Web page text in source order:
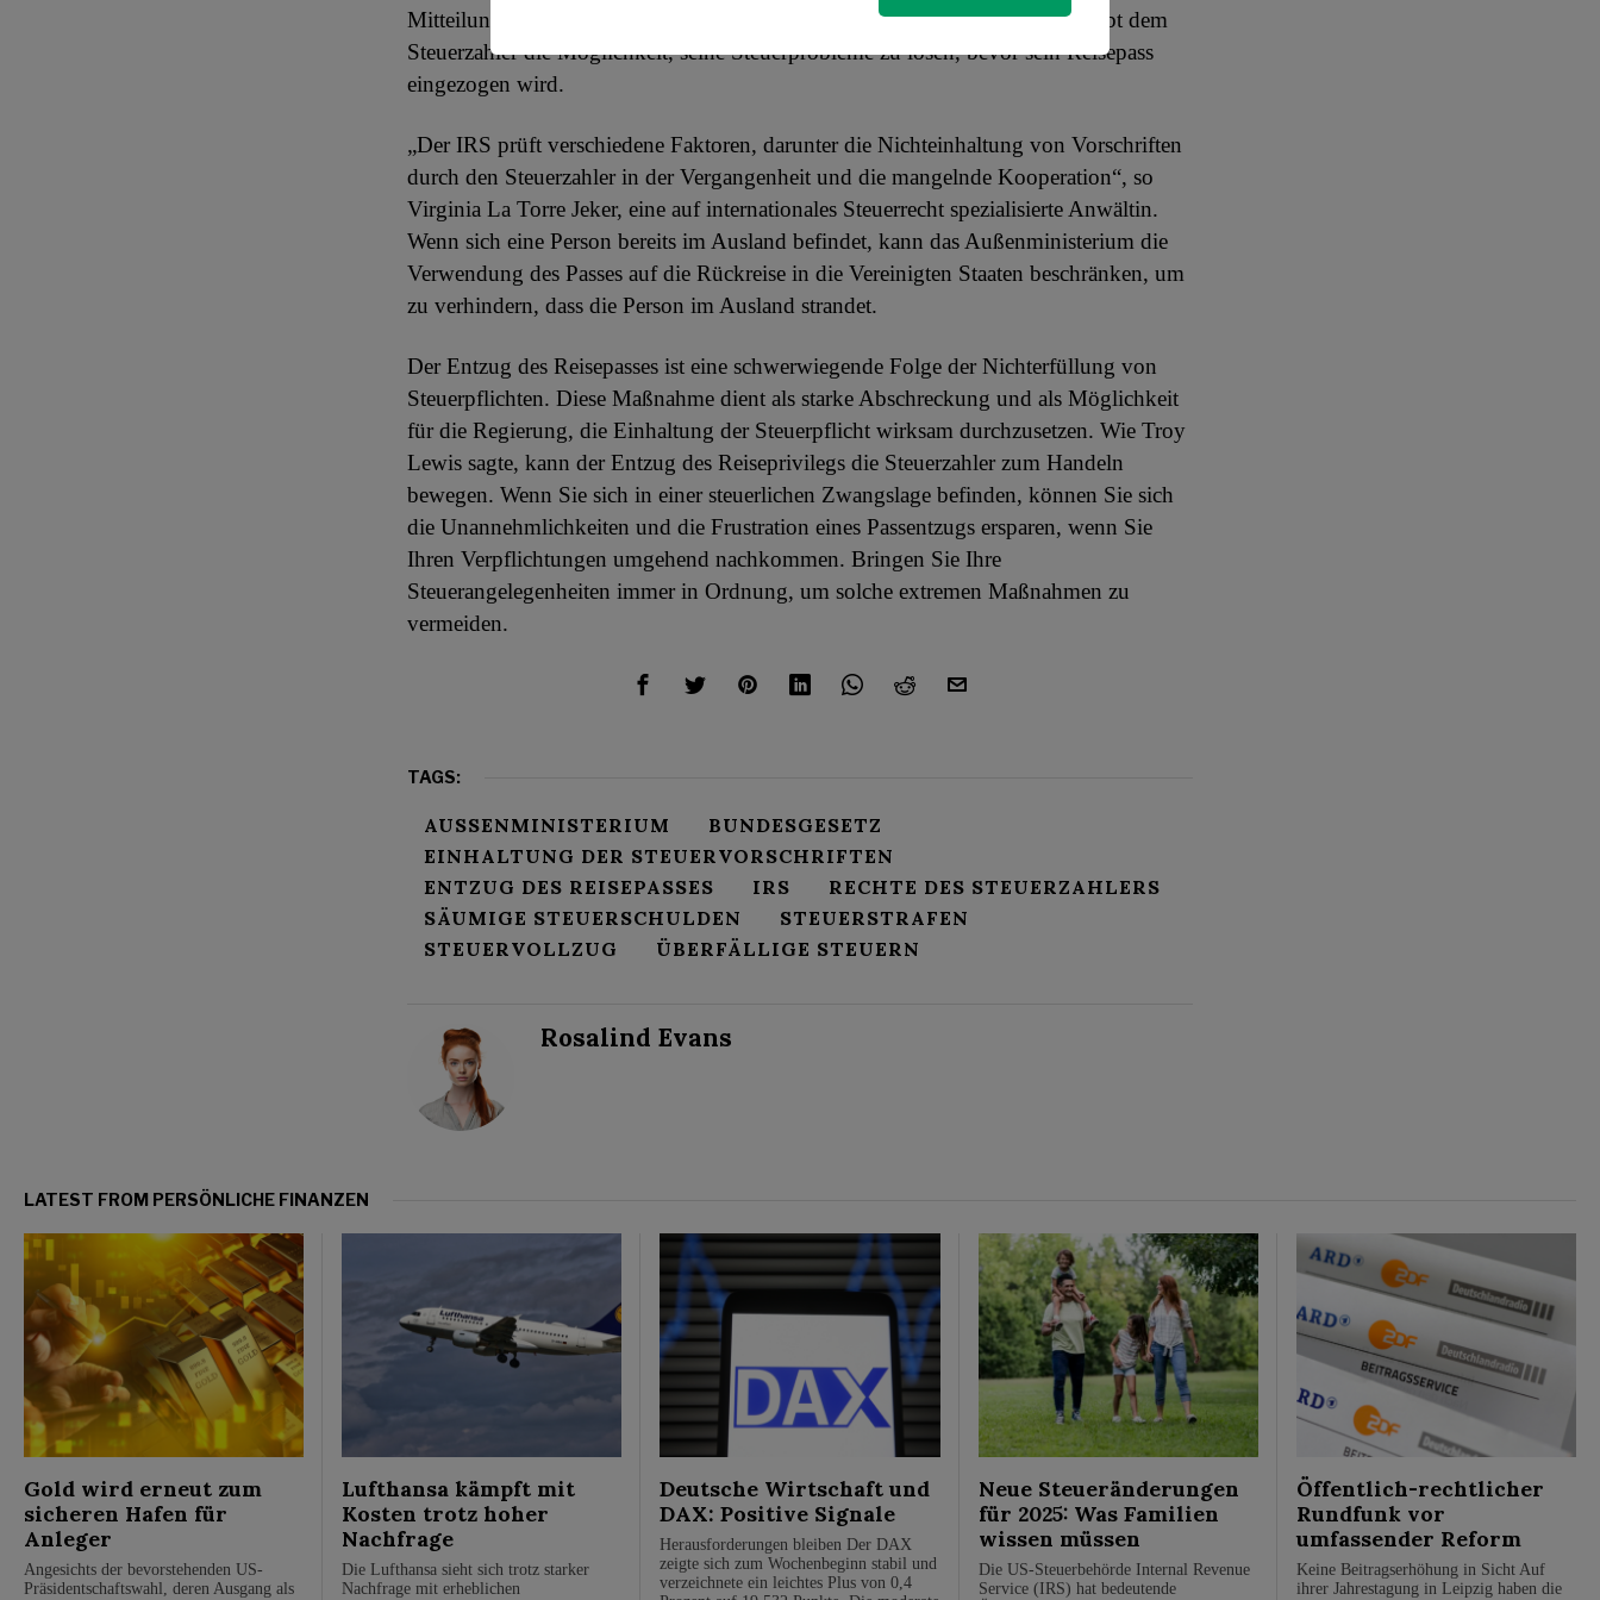
Mitteilung-CP508C, in der er die Konsequenzen darlegt. Diese Mitteilung gibt dem
Steuerzahler die Möglichkeit, seine Steuerprobleme zu lösen, bevor sein Reisepass
eingezogen wird.
„Der IRS prüft verschiedene Faktoren, darunter die Nichteinhaltung von Vorschriften
durch den Steuerzahler in der Vergangenheit und die mangelnde Kooperation“, so
Virginia La Torre Jeker, eine auf internationales Steuerrecht spezialisierte Anwältin.
Wenn sich eine Person bereits im Ausland befindet, kann das Außenministerium die
Verwendung des Passes auf die Rückreise in die Vereinigten Staaten beschränken, um
zu verhindern, dass die Person im Ausland strandet.
Der Entzug des Reisepasses ist eine schwerwiegende Folge der Nichterfüllung von
Steuerpflichten. Diese Maßnahme dient als starke Abschreckung und als Möglichkeit
für die Regierung, die Einhaltung der Steuerpflicht wirksam durchzusetzen. Wie Troy
Lewis sagte, kann der Entzug des Reiseprivilegs die Steuerzahler zum Handeln
bewegen. Wenn Sie sich in einer steuerlichen Zwangslage befinden, können Sie sich
die Unannehmlichkeiten und die Frustration eines Passentzugs ersparen, wenn Sie
Ihren Verpflichtungen umgehend nachkommen. Bringen Sie Ihre
Steuerangelegenheiten immer in Ordnung, um solche extremen Maßnahmen zu
vermeiden.
TAGS:
AUSSENMINISTERIUM
BUNDESGESETZ
EINHALTUNG DER STEUERVORSCHRIFTEN
ENTZUG DES REISEPASSES
IRS
RECHTE DES STEUERZAHLERS
SÄUMIGE STEUERSCHULDEN
STEUERSTRAFEN
STEUERVOLLZUG
ÜBERFÄLLIGE STEUERN
Rosalind Evans
LATEST FROM PERSÖNLICHE FINANZEN
Gold wird erneut zum
sicheren Hafen für
Anleger
Angesichts der bevorstehenden US-
Präsidentschaftswahl, deren Ausgang als
Lufthansa kämpft mit
Kosten trotz hoher
Nachfrage
Die Lufthansa sieht sich trotz starker
Nachfrage mit erheblichen
Deutsche Wirtschaft und
DAX: Positive Signale
Herausforderungen bleiben Der DAX
zeigte sich zum Wochenbeginn stabil und
verzeichnete ein leichtes Plus von 0,4
Neue Steueränderungen
für 2025: Was Familien
wissen müssen
Die US-Steuerbehörde Internal Revenue
Service (IRS) hat bedeutende
Öffentlich-rechtlicher
Rundfunk vor
umfassender Reform
Keine Beitragserhöhung in Sicht Auf
ihrer Jahrestagung in Leipzig haben die